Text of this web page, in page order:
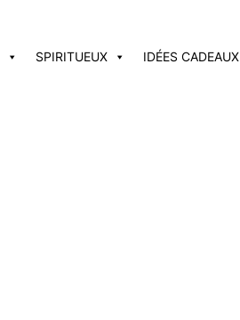
SPIRITUEUX IDÉES CADEAUX